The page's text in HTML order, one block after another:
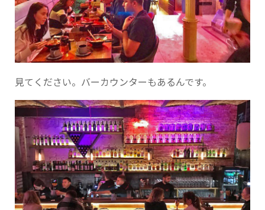
見てください。バーカウンターもあるんです。